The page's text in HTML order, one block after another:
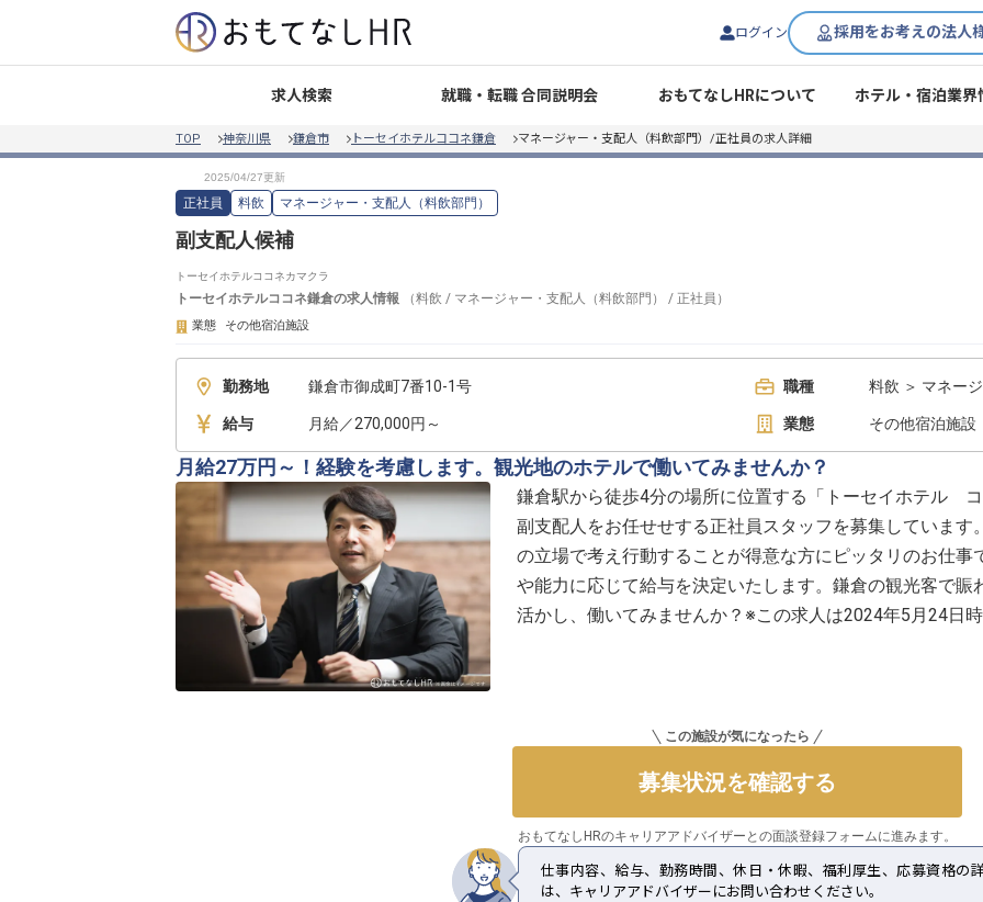
ログイン 採用をお考えの法人
求人検索 就職・転職 合同説明会 おもてなしHRについて ホテル・宿泊業界
TOP 神奈川県 鎌倉市 トーセイホテルココネ鎌倉 マネージャー・支配人（料飲部門）/正社員の求人詳細
正社員 料飲 マネージャー・支配人（料飲部門）
副支配人候補
トーセイホテルココネカマクラ
トーセイホテルココネ鎌倉の求人情報 （料飲 / マネージャー・支配人（料飲部門） / 正社員 ）
業態 その他宿泊施設
勤務地 鎌倉市御成町7番10-1号 職種 料飲 ＞ マネー
給与 月給／270,000円～ 業態 その他宿泊施設
月給27万円～！経験を考慮します。観光地のホテルで働いてみませんか？
鎌倉駅から徒歩4分の場所に位置する「トーセイホテル
副支配人をお任せせする正社員スタッフを募集していま
の立場で考え行動することが得意な方にピッタリのお仕
や能力に応じて給与を決定いたします。鎌倉の観光客で
活かし、働いてみませんか？※この求人は2024年5月24日
この施設が気になったら
募集状況を確認する
おもてなしHRのキャリアアドバイザーとの面談登録フォームに進みます。
仕事内容、給与、勤務時間、休日・休暇、福利厚生、応募資格の
は、キャリアアドバイザーにお問い合わせください。